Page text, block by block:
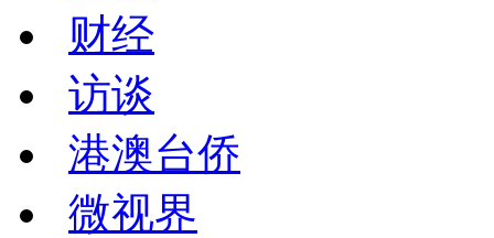
财经
访谈
港澳台侨
微视界